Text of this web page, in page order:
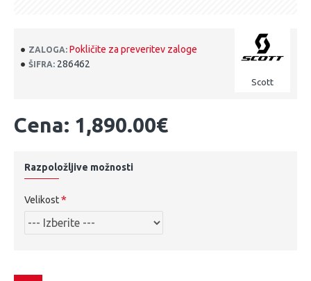
ZALOGA: Pokličite za preveritev zaloge
ŠIFRA: 286462
Scott
Cena: 1,890.00€
Razpoložljive možnosti
Velikost